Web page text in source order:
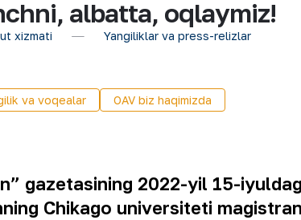
albatta, oqlaymiz!
xizmati Yangiliklar va press-relizlar
va voqealar OAV biz haqimizda
gazetasining 2022-yil 15-
Chikago universiteti